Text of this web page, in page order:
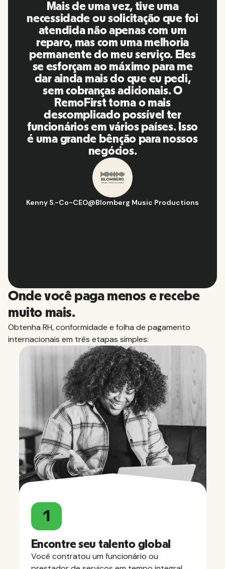
O RemoFirst é uma plataforma
incrível, tudo é extremamente
amigável e fácil de usar em
comparação com outras
ferramentas que usei no
A Inna e a equipe foram pontuais
responderam às minhas
de maneira mais do que
além de facilitar muito a nossa
vida! Ótimas pessoas e
plataforma, eu a recomendo para
minha rede de contatos.
Hugo D.
Gerente de estratégia e operações de negócios
Onde você paga menos e recebe
muito mais.
Obtenha RH, conformidade e folha de pagamento
internacionais em três etapas simples:
1
Encontre seu talento global
Você contratou um funcionário ou